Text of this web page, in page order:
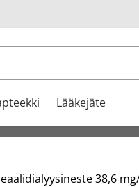
Lääkejäte
38,6